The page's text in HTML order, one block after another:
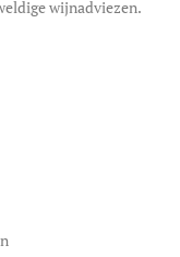
wijnadviezen.